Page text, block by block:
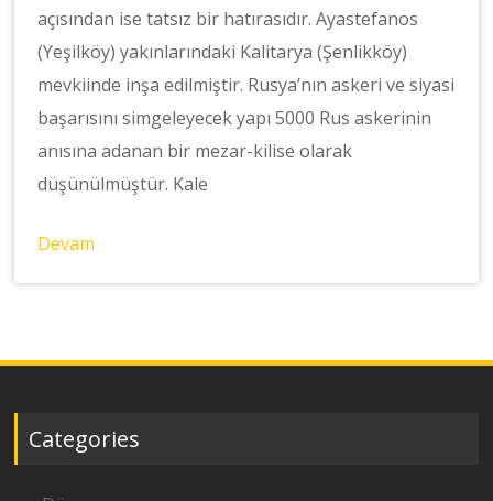
açısından ise tatsız bir hatırasıdır. Ayastefanos
(Yeşilköy) yakınlarındaki Kalitarya (Şenlikköy)
mevkiinde inşa edilmiştir. Rusya’nın askeri ve siyasi
başarısını simgeleyecek yapı 5000 Rus askerinin
anısına adanan bir mezar-kilise olarak
düşünülmüştür. Kale
Devam
Categories